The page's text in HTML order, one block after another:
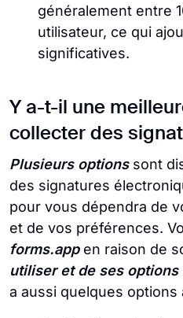
généralement entre
utilisateur, ce qui
significatives.
Y a-t-il une
collecter des
Plusieurs optionssont
des signatures
pour vous dépendra de
et de vos préférences.
forms.appen raison de
utiliser et de ses options
a aussi quelques options